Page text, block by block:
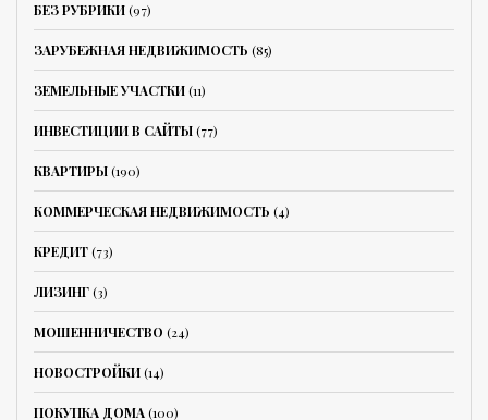
БЕЗ РУБРИКИ(97)
ЗАРУБЕЖНАЯ НЕДВИЖИМОСТЬ (85)
ЗЕМЕЛЬНЫЕ УЧАСТКИ(11)
ИНВЕСТИЦИИ В САЙТЫ(77)
КВАРТИРЫ(190)
КОММЕРЧЕСКАЯ НЕДВИЖИМОСТЬ (4)
КРЕДИТ(73)
ЛИЗИНГ(3)
МОШЕННИЧЕСТВО (24)
НОВОСТРОЙКИ(14)
ПОКУПКА ДОМА(100)